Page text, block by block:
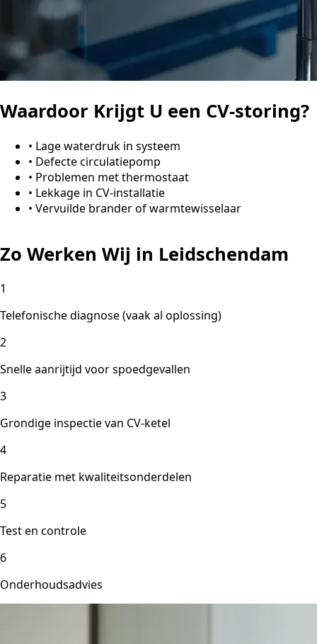
Waardoor Krijgt U een CV-storing?
• Lage waterdruk in systeem
• Defecte circulatiepomp
• Problemen met thermostaat
• Lekkage in CV-installatie
• Vervuilde brander of warmtewisselaar
Zo Werken Wij in Leidschendam
1
Telefonische diagnose (vaak al oplossing)
2
Snelle aanrijtijd voor spoedgevallen
3
Grondige inspectie van CV-ketel
4
Reparatie met kwaliteitsonderdelen
5
Test en controle
6
Onderhoudsadvies